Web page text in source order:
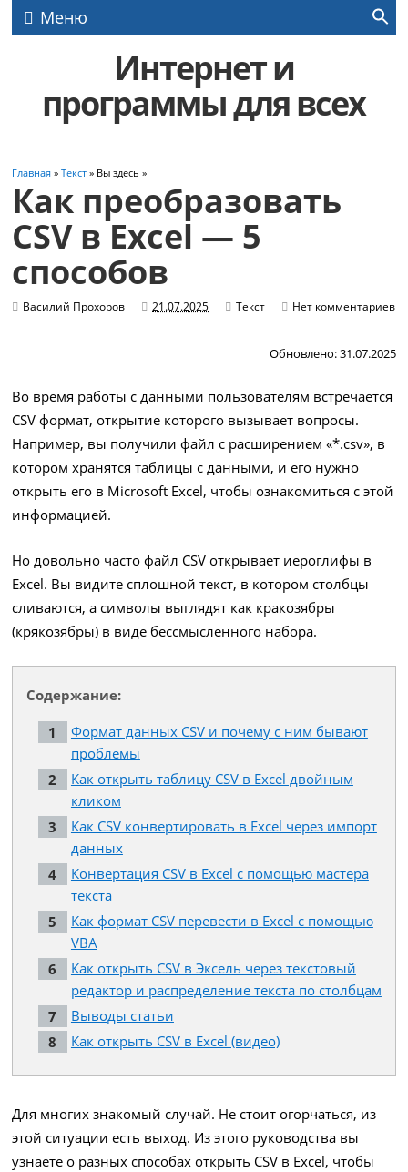
Меню
Интернет и
программы для всех
Главная »Текст » Вы здесь »
Как преобразовать
CSV в Excel — 5
способов
Василий Прохоров 21.07.2025 Текст Нет комментариев
Обновлено: 31.07.2025
Во время работы с данными пользователям встречается
CSV формат, открытие которого вызывает вопросы.
Например, вы получили файл с расширением «*.csv», в
котором хранятся таблицы с данными, и его нужно
открыть его в Microsoft Excel, чтобы ознакомиться с этой
информацией.
Но довольно часто файл CSV открывает иероглифы в
Excel. Вы видите сплошной текст, в котором столбцы
сливаются, а символы выглядят как кракозябры
(крякозябры) в виде бессмысленного набора.
Содержание:
Формат данных CSV и почему с ним бывают
проблемы
Как открыть таблицу CSV в Excel двойным
кликом
Как CSV конвертировать в Excel через импорт
данных
Конвертация CSV в Excel с помощью мастера
текста
Как формат CSV перевести в Excel с помощью
VBA
Как открыть CSV в Эксель через текстовый
редактор и распределение текста по столбцам
Выводы статьи
Как открыть CSV в Excel (видео)
Для многих знакомый случай. Не стоит огорчаться, из
этой ситуации есть выход. Из этого руководства вы
узнаете о разных способах открыть CSV в Excel, чтобы